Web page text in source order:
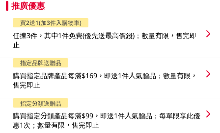
推廣優惠
買2送1(加3件入購物車)
任揀3件，其中1件免費(優先送最高價錢)；數量有限，售完即
止
指定品牌送贈品
購買指定品牌產品每滿$169，即送1件人氣贈品；數量有限，
售完即止
指定分類送贈品
購買指定分類產品每滿$99，即送1件人氣贈品；每單限享此優
惠1次；數量有限，售完即止